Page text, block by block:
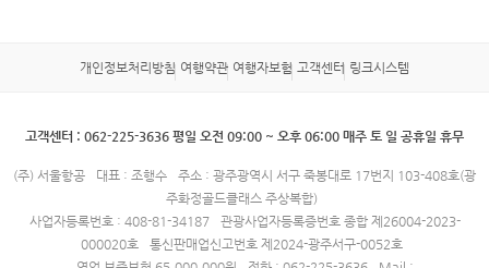
개인정보처리방침 여행약관 여행자보험 고객센터 링크시스템
고객센터 : 062-225-3636 평일 오전 09:00 ~ 오후 06:00 매주 토 일 공휴일 휴무
(주) 서울항공 대표 : 조행수
주소 : 광주광역시 서구 죽봉대로 17번지 103-408호(광
주화정골드클래스 주상복합)
사업자등록번호 : 408-81-34187
관광사업자등록증번호 종합 제26004-2023-
000020호
통신판매업신고번호 제2024-광주서구-0052호